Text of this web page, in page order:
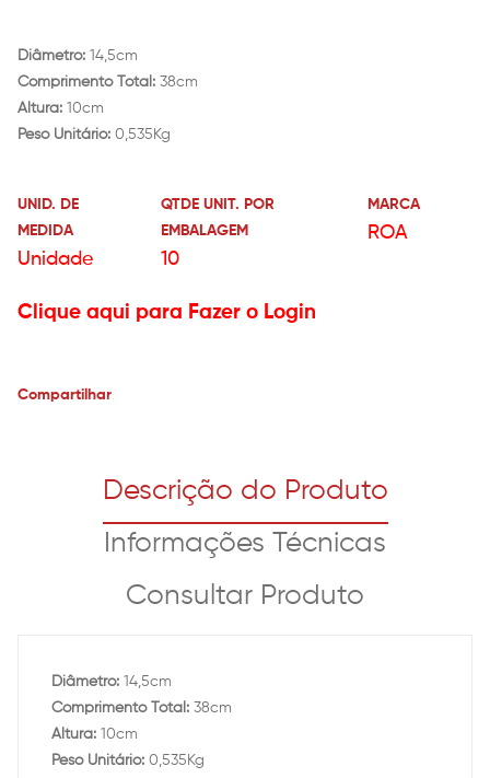
Diâmetro: 14,5cm
Comprimento Total: 38cm
Altura: 10cm
Peso Unitário: 0,535Kg
UNID. DE
MEDIDA
Unidade
QTDE UNIT. POR
EMBALAGEM
10
MARCA
ROA
Clique aqui para Fazer o Login
Compartilhar
Descrição do Produto
Informações Técnicas
Consultar Produto
Diâmetro: 14,5cm
Comprimento Total: 38cm
Altura: 10cm
Peso Unitário: 0,535Kg